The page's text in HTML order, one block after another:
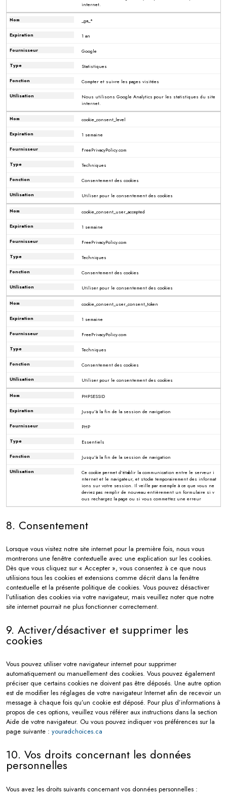
internet.
_ga_*
1 an
Google
Statistiques
Compter et suivre les pages visitées
Nous utilisons Google Analytics pour les statistiques du site
internet.
cookie_consent_level
1 semaine
FreePrivacyPolicy.com
Techniques
Consentement des cookies
Utiliser pour le consentement des cookies
cookie_consent_user_accepted
1 semaine
FreePrivacyPolicy.com
Techniques
Consentement des cookies
Utiliser pour le consentement des cookies
cookie_consent_user_consent_token
1 semaine
FreePrivacyPolicy.com
Techniques
Consentement des cookies
Utiliser pour le consentement des cookies
PHPSESSID
Jusqu'à la fin de la session de navigation
PHP
Essentiels
Jusqu'à la fin de la session de navigation
Ce cookie permet d'établir la communication entre le serveur i
nternet et le navigateur, et stocke temporairement des informat
ions sur votre session. Il veille par exemple à ce que vous ne
deviez pas remplir de nouveau entièrement un formulaire si v
ous rechargez la page ou si vous commettez une erreur
8. Consentement
Lorsque vous visitez notre site internet pour la première fois, nous vous
montrerons une fenêtre contextuelle avec une explication sur les cookies.
Dès que vous cliquez sur « Accepter », vous consentez à ce que nous
utilisions tous les cookies et extensions comme décrit dans la fenêtre
contextuelle et la présente politique de cookies. Vous pouvez désactiver
l’utilisation des cookies via votre navigateur, mais veuillez noter que notre
site internet pourrait ne plus fonctionner correctement.
9. Activer/désactiver et supprimer les
cookies
Vous pouvez utiliser votre navigateur internet pour supprimer
automatiquement ou manuellement des cookies. Vous pouvez également
préciser que certains cookies ne doivent pas être déposés. Une autre option
est de modifier les réglages de votre navigateur Internet afin de recevoir un
message à chaque fois qu’un cookie est déposé. Pour plus d’informations à
propos de ces options, veuillez vous référer aux instructions dans la section
Aide de votre navigateur. Ou vous pouvez indiquer vos préférences sur la
page suivante : youradchoices.ca
10. Vos droits concernant les données
personnelles
Vous avez les droits suivants concernant vos données personnelles :